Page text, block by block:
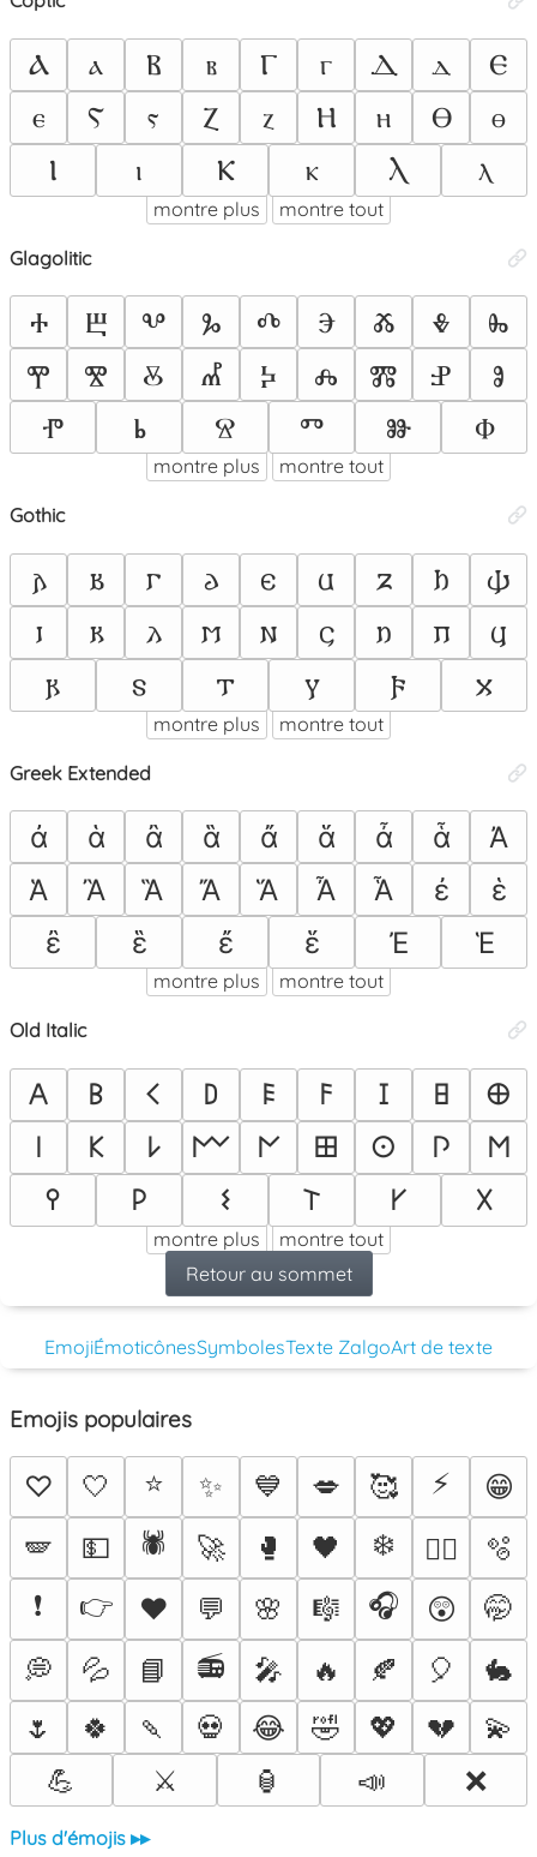
Ⲁ ⲁ Ⲃ ⲃ Ⲅ ⲅ Ⲇ ⲇ
Ⲉ
ⲉ
Ⲋ ⲋ Ⲍ ⲍ Ⲏ ⲏ Ⲑ
ⲑ
Ⲓ
ⲓ Ⲕ ⲕ Ⲗ ⲗ
montre plus montre tout
Glagolitic
Ⰰ Ⰱ Ⰲ Ⰳ Ⰴ Ⰵ Ⰶ Ⰷ
Ⰸ
Ⰹ
Ⰺ Ⰻ Ⰼ Ⰽ Ⰾ Ⰿ Ⱀ
Ⱁ
Ⱂ
Ⱃ Ⱄ Ⱅ Ⱆ Ⱇ
montre plus montre tout
Gothic
𐌰 𐌱 𐌲 𐌳 𐌴 𐌵 𐌶 𐌷
𐌸
𐌹
𐌺 𐌻 𐌼 𐌽 𐌾 𐌿 𐍀
𐍁
𐍂
𐍃 𐍄 𐍅 𐍆 𐍇
montre plus montre tout
Greek Extended
ἀ ἁ ἂ ἃ ἄ ἅ ἆ ἇ
Ἀ
Ἁ
Ἂ Ἃ Ἄ Ἅ Ἆ Ἇ ἐ
ἑ
ἒ
ἓ ἔ ἕ Ἐ Ἑ
montre plus montre tout
Old Italic
𐌀 𐌁 𐌂 𐌃 𐌄 𐌅 𐌆 𐌇
𐌈
𐌉
𐌊 𐌋 𐌌 𐌍 𐌎 𐌏 𐌐
𐌑
𐌒
𐌓 𐌔 𐌕 𐌖 𐌗
montre plus
montre tout
Retour au sommet
EmojiÉmoticônesSymbolesTexte ZalgoArt de texte
Emojis populaires
♡ 🤍 ⭐ ✨ 💙 💋 🥰 ⚡
😁
🪽
💵 🕷️ 🚀 🥊 🖤 ❄️ ❤️‍🔥
🫧
❗
👉 ♥️ 💬 🌸 🎼 🎧 😲
🤭
💭
💦 📘 📻 🎤 🔥 🍂 🎈
🐇
🌷
🍀 🍡 💀 😂 🤣 💖 💔
💫
💪
⚔️ 🏮 📣 ❌
Plus d'émojis ▸▸